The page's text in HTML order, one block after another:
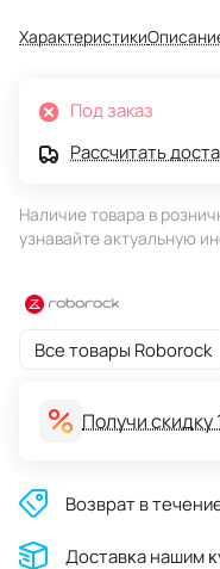
Характеристики
Под заказ
Рассчитать
Наличие товара в
узнавайте актуальную
Все товары Roborock
Получи скидку
Возврат в
Доставĸа нашим